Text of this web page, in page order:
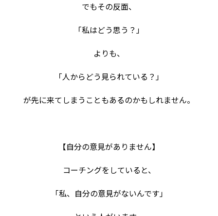
でもその反面、
「私はどう思う？」
よりも、
「人からどう見られている？」
が先に来てしまうこともあるのかもしれません。
【自分の意見がありません】
コーチングをしていると、
「私、自分の意見がないんです」